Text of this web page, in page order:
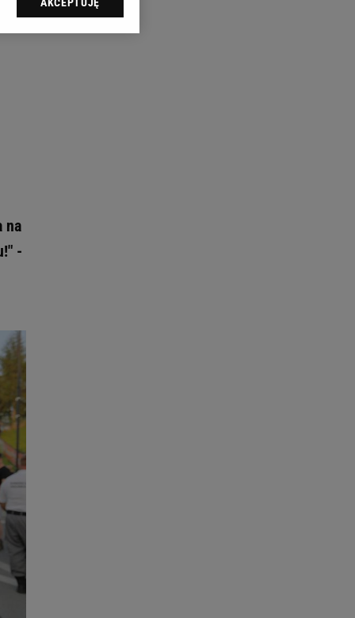
na
-
sp. z o.o., jej
swoje preferencje
celów identyfikacji.
reklam i treści,